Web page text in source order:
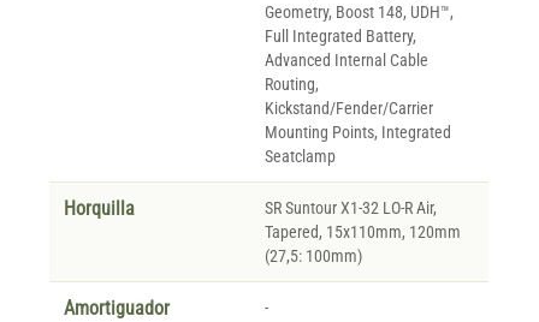
Geometry, Boost 148, UDH™,
Full Integrated Battery,
Advanced Internal Cable
Routing,
Kickstand/Fender/Carrier
Mounting Points, Integrated
Seatclamp
Horquilla
SR Suntour X1-32 LO-R Air,
Tapered, 15x110mm, 120mm
(27,5: 100mm)
Amortiguador -